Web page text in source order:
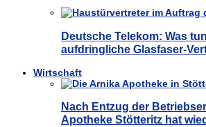
Deutsche Telekom: Was
aufdringliche Glasfaser-
Wirtschaft
Nach Entzug der
Apotheke Stötteritz hat